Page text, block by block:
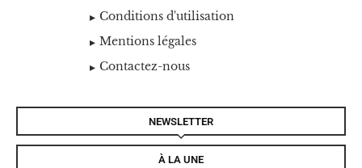
Conditions d'utilisation
Mentions légales
Contactez-nous
NEWSLETTER
À LA UNE